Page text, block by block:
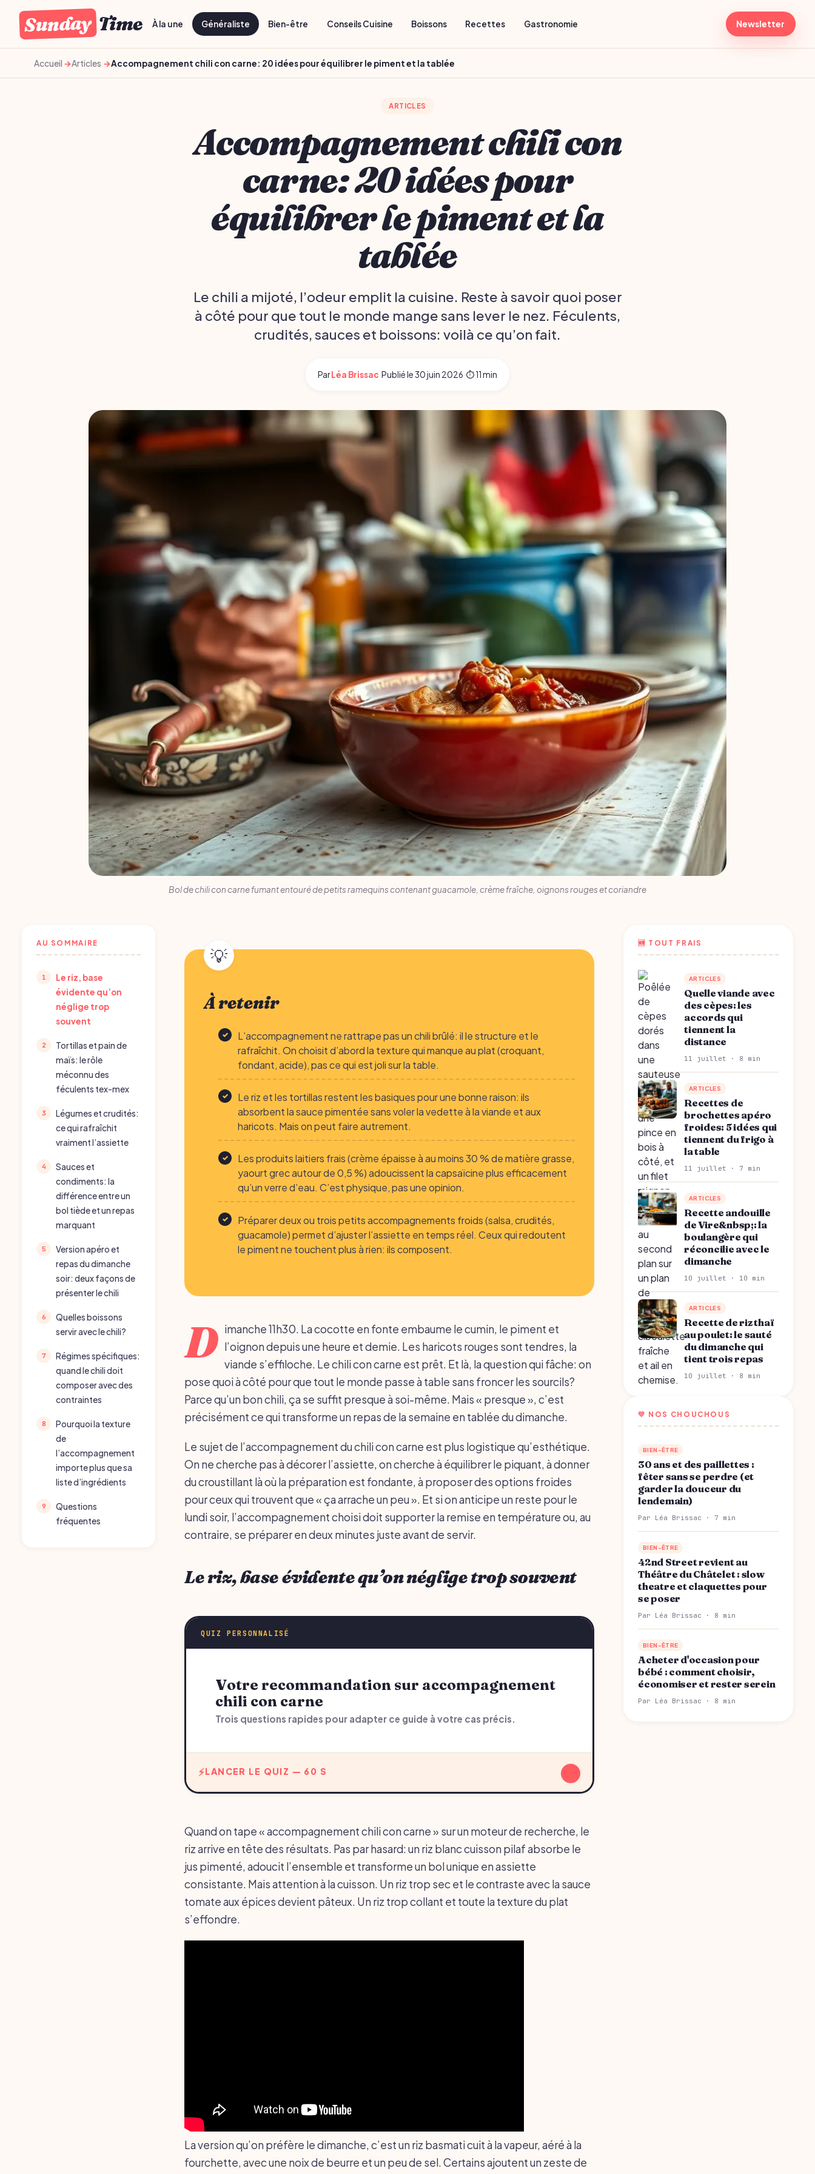
Sunday Time À la une Généraliste Bien-être Conseils Cuisine Boissons Recettes Gastronomie Newsletter
Accueil Articles Accompagnement chili con carne: 20 idées pour équilibrer le piment et la tablée
ARTICLES
Accompagnement chili con
carne: 20 idées pour
équilibrer le piment et la
tablée
Le chili a mijoté, l’odeur emplit la cuisine. Reste à savoir quoi poser
à côté pour que tout le monde mange sans lever le nez. Féculents,
crudités, sauces et boissons: voilà ce qu’on fait.
ParLéa Brissac·Publié le30 juin 2026·⏱ 11 min
Bol de chili con carne fumant entouré de petits ramequins contenant guacamole, crème fraîche, oignons rouges et coriandre
AU SOMMAIRE
Le riz, base
évidente qu’on
néglige trop
souvent
Tortillas et pain de
maïs: le rôle
méconnu des
féculents tex-mex
Légumes et crudités:
ce qui rafraîchit
vraiment l’assiette
Sauces et
condiments: la
différence entre un
bol tiède et un repas
marquant
Version apéro et
repas du dimanche
soir: deux façons de
présenter le chili
Quelles boissons
servir avec le chili?
Régimes spécifiques:
quand le chili doit
composer avec des
contraintes
Pourquoi la texture
de
l’accompagnement
importe plus que sa
liste d’ingrédients
Questions
fréquentes
À retenir
L’accompagnement ne rattrape pas un chili brûlé: il le structure et le
rafraîchit. On choisit d’abord la texture qui manque au plat (croquant,
fondant, acide), pas ce qui est joli sur la table.
Le riz et les tortillas restent les basiques pour une bonne raison: ils
absorbent la sauce pimentée sans voler la vedette à la viande et aux
haricots. Mais on peut faire autrement.
Les produits laitiers frais (crème épaisse à au moins 30 % de matière grasse,
yaourt grec autour de 0,5 %) adoucissent la capsaïcine plus efficacement
qu’un verre d’eau. C’est physique, pas une opinion.
Préparer deux ou trois petits accompagnements froids (salsa, crudités,
guacamole) permet d’ajuster l’assiette en temps réel. Ceux qui redoutent
le piment ne touchent plus à rien: ils composent.
D imanche 11h30. La cocotte en fonte embaume le cumin, le piment et
l’oignon depuis une heure et demie. Les haricots rouges sont tendres, la
viande s’effiloche. Le chili con carne est prêt. Et là, la question qui fâche: on
pose quoi à côté pour que tout le monde passe à table sans froncer les sourcils?
Parce qu’un bon chili, ça se suffit presque à soi-même. Mais « presque », c’est
précisément ce qui transforme un repas de la semaine en tablée du dimanche.
Le sujet de l’accompagnement du chili con carne est plus logistique qu’esthétique.
On ne cherche pas à décorer l’assiette, on cherche à équilibrer le piquant, à donner
du croustillant là où la préparation est fondante, à proposer des options froides
pour ceux qui trouvent que « ça arrache un peu ». Et si on anticipe un reste pour le
lundi soir, l’accompagnement choisi doit supporter la remise en température ou, au
contraire, se préparer en deux minutes juste avant de servir.
Le riz, base évidente qu’on néglige trop souvent
QUIZ PERSONNALISÉ
Votre recommandation sur accompagnement
chili con carne
Trois questions rapides pour adapter ce guide à votre cas précis.
LANCER LE QUIZ — 60 S
Quand on tape « accompagnement chili con carne » sur un moteur de recherche, le
riz arrive en tête des résultats. Pas par hasard: un riz blanc cuisson pilaf absorbe le
jus pimenté, adoucit l’ensemble et transforme un bol unique en assiette
consistante. Mais attention à la cuisson. Un riz trop sec et le contraste avec la sauce
tomate aux épices devient pâteux. Un riz trop collant et toute la texture du plat
s’effondre.
La version qu’on préfère le dimanche, c’est un riz basmati cuit à la vapeur, aéré à la
fourchette, avec une noix de beurre et un peu de sel. Certains ajoutent un zeste de
🆕 TOUT FRAIS
ARTICLES
Quelle viande avec
des cèpes: les
accords qui
tiennent la
distance
11 juillet · 8 min
ARTICLES
Recettes de
brochettes apéro
froides: 5 idées qui
tiennent du frigo à
la table
11 juillet · 7 min
ARTICLES
Recette andouille
de Vire&nbsp;: la
boulangère qui
réconcilie avec le
dimanche
10 juillet · 10 min
ARTICLES
Recette de riz thaï
au poulet: le sauté
du dimanche qui
tient trois repas
10 juillet · 8 min
💛 NOS CHOUCHOUS
BIEN-ÊTRE
30 ans et des paillettes :
fêter sans se perdre (et
garder la douceur du
lendemain)
Par Léa Brissac · 7 min
BIEN-ÊTRE
42nd Street revient au
Théâtre du Châtelet : slow
theatre et claquettes pour
se poser
Par Léa Brissac · 8 min
BIEN-ÊTRE
Acheter d'occasion pour
bébé : comment choisir,
économiser et rester serein
Par Léa Brissac · 8 min